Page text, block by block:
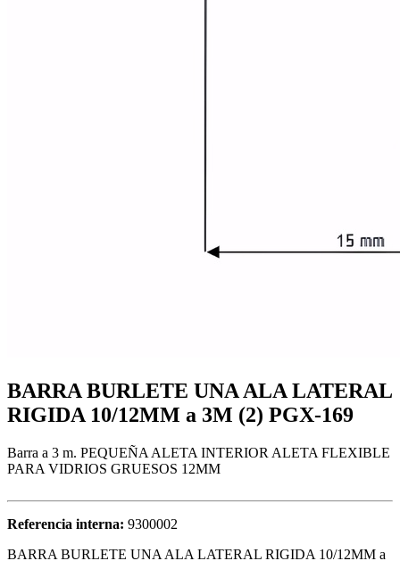
BARRA BURLETE UNA ALA LATERAL
RIGIDA 10/12MM a 3M (2) PGX-169
Barra a 3 m. PEQUEÑA ALETA INTERIOR ALETA FLEXIBLE
PARA VIDRIOS GRUESOS 12MM
Referencia interna: 9300002
BARRA BURLETE UNA ALA LATERAL RIGIDA 10/12MM a